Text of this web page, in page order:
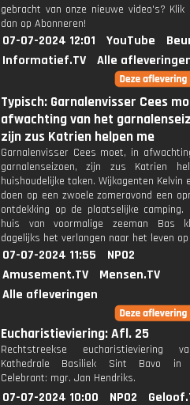
gebracht van onze nieuwe video's? Klik
dan op Abonneren!
07-07-2024 12:01 YouTube
Informatief.TV
Alle
Typisch: Garnalenvisser Cees
afwachting van het
zijn zus Katrien helpen me
Garnalenvisser Cees moet, in
garnalenseizoen, zijn zus Katrien
huishoudelijke taken. Wijkagenten Kelvin
doen op een zwoele zomeravond een
ontdekking op de plaatselijke
huis van voormalige zeeman Bas
dagelijks het verlangen naar het leven
07-07-2024 11:55
NPO2
Amusement.TV
Mensen.TV
Alle afleveringen
Eucharistieviering: Afl. 25
Rechtstreekse eucharistieviering
Kathedrale Basiliek Sint Bavo in
Celebrant: mgr. Jan Hendriks.
07-07-2024 10:00 NPO2